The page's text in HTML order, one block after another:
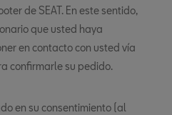
de SEAT. En este sentido,
que usted haya
en contacto con usted vía
confirmarle su pedido.
en su consentimiento (al